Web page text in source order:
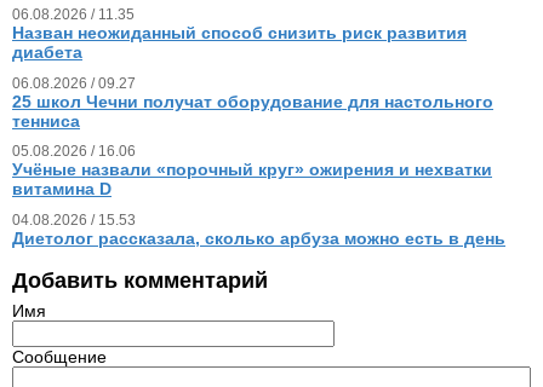
06.08.2026 / 11.35
Назван неожиданный способ снизить риск развития
диабета
06.08.2026 / 09.27
25 школ Чечни получат оборудование для настольного
тенниса
05.08.2026 / 16.06
Учёные назвали «порочный круг» ожирения и нехватки
витамина D
04.08.2026 / 15.53
Диетолог рассказала, сколько арбуза можно есть в день
Добавить комментарий
Имя
Сообщение